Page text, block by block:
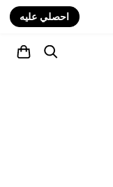
احصلي عليه